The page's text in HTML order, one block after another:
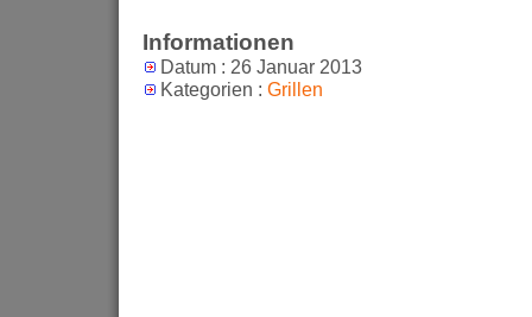
Informationen
Datum : 26 Januar 2013
Kategorien : Grillen